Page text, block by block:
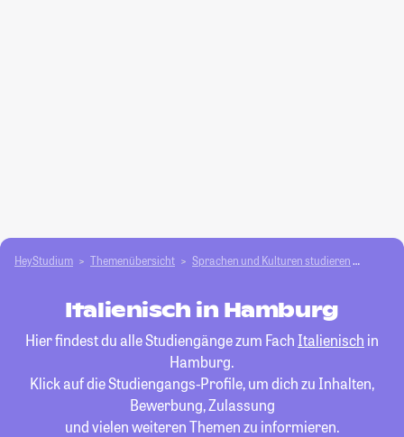
HeyStudium Themenübersicht Sprachen und Kulturen studieren
Italienisch in Hamburg
Hier findest du alle Studiengänge zum Fach Italienisch in
Hamburg.
Klick auf die Studiengangs-Profile, um dich zu Inhalten,
Bewerbung, Zulassung
und vielen weiteren Themen zu informieren.